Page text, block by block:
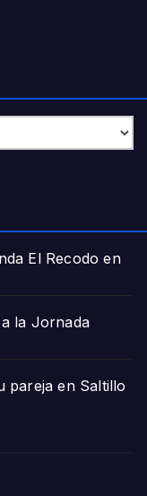
El Recodo en
la Jornada
pareja en Saltillo